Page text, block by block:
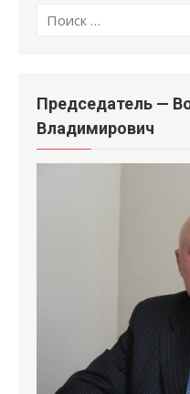
Поиск
Председатель —
Владимирович